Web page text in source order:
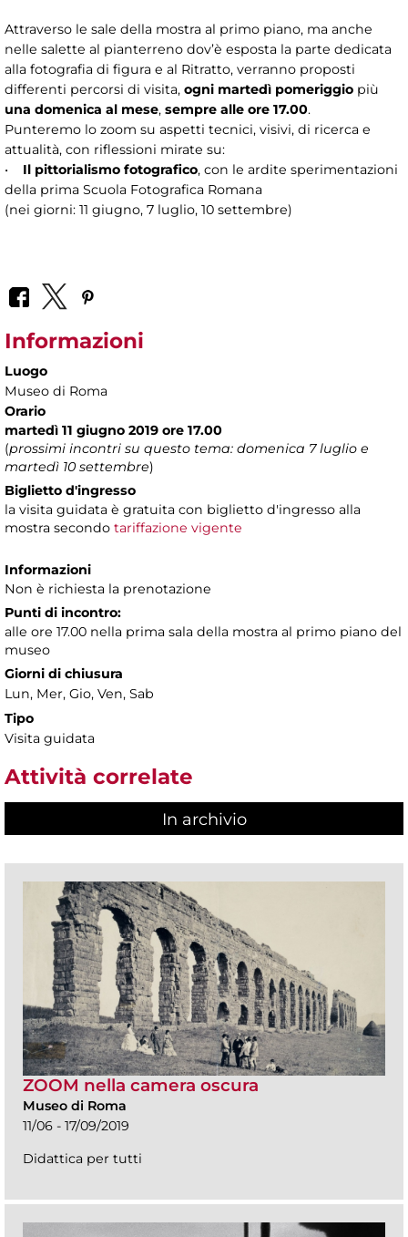
Attraverso le sale della mostra al primo piano, ma anche
nelle salette al pianterreno dov’è esposta la parte dedicata
alla fotografia di figura e al Ritratto, verranno proposti
differenti percorsi di visita, ogni martedì pomeriggio più
una domenica al mese, sempre alle ore 17.00.
Punteremo lo zoom su aspetti tecnici, visivi, di ricerca e
attualità, con riflessioni mirate su:
• Il pittorialismo fotografico, con le ardite sperimentazioni
della prima Scuola Fotografica Romana
(nei giorni: 11 giugno, 7 luglio, 10 settembre)
Informazioni
Luogo
Museo di Roma
Orario
martedì 11 giugno 2019 ore 17.00
(prossimi incontri su questo tema: domenica 7 luglio e
martedì 10 settembre)
Biglietto d'ingresso
la visita guidata è gratuita con biglietto d'ingresso alla
mostra secondo tariffazione vigente
Informazioni
Non è richiesta la prenotazione
Punti di incontro:
alle ore 17.00 nella prima sala della mostra al primo piano del
museo
Giorni di chiusura
Lun, Mer, Gio, Ven, Sab
Tipo
Visita guidata
Attività correlate
In archivio
ZOOM nella camera oscura
Museo di Roma
11/06 - 17/09/2019
Didattica per tutti